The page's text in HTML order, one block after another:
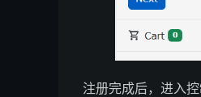
注册完成后，进入